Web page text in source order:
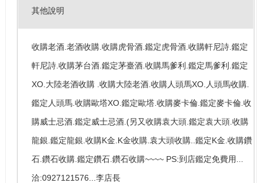
其他說明
收購老酒.老酒收購.收購虎骨酒.鑑定虎骨酒.收購軒尼詩.鑑定
軒尼詩.收購茅台酒.鑑定茅臺酒.收購馬爹利.鑑定馬爹利.鑑定
XO.大陸老酒收購 .收購大陸老酒.收購人頭馬XO.人頭馬收購.
鑑定人頭馬.收購歐塔XO.鑑定歐塔.收購麥卡倫.鑑定麥卡倫.收
購威士忌酒.鑑定威士忌酒.(另又收購袁大頭.鑑定袁大頭.收購
龍銀.鑑定龍銀.收購K金.K金收購.袁大頭收購..鑑定K金.收購鑽
石.鑽石收購.鑑定鑽石.鑽石收購~~~~ PS:到店鑑定免費用...
洽:0927121576...李店長